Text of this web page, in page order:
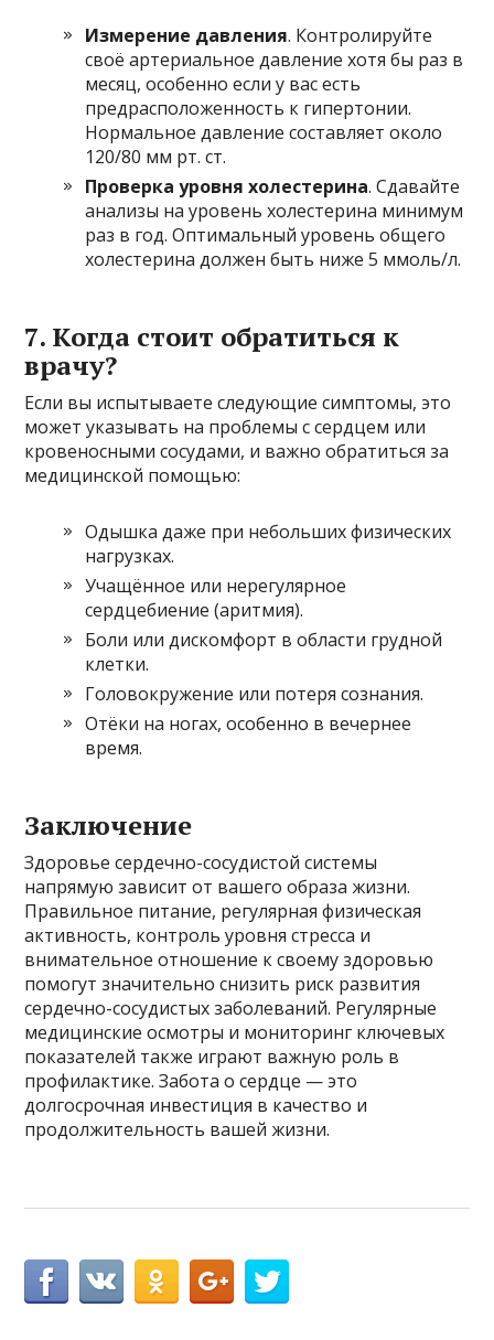
Измерение давления. Контролируйте
своё артериальное давление хотя бы раз в
месяц, особенно если у вас есть
предрасположенность к гипертонии.
Нормальное давление составляет около
120/80 мм рт. ст.
Проверка уровня холестерина. Сдавайте
анализы на уровень холестерина минимум
раз в год. Оптимальный уровень общего
холестерина должен быть ниже 5 ммоль/л.
7. Когда стоит обратиться к
врачу?
Если вы испытываете следующие симптомы, это
может указывать на проблемы с сердцем или
кровеносными сосудами, и важно обратиться за
медицинской помощью:
Одышка даже при небольших физических
нагрузках.
Учащённое или нерегулярное
сердцебиение (аритмия).
Боли или дискомфорт в области грудной
клетки.
Головокружение или потеря сознания.
Отёки на ногах, особенно в вечернее
время.
Заключение
Здоровье сердечно-сосудистой системы
напрямую зависит от вашего образа жизни.
Правильное питание, регулярная физическая
активность, контроль уровня стресса и
внимательное отношение к своему здоровью
помогут значительно снизить риск развития
сердечно-сосудистых заболеваний. Регулярные
медицинские осмотры и мониторинг ключевых
показателей также играют важную роль в
профилактике. Забота о сердце — это
долгосрочная инвестиция в качество и
продолжительность вашей жизни.